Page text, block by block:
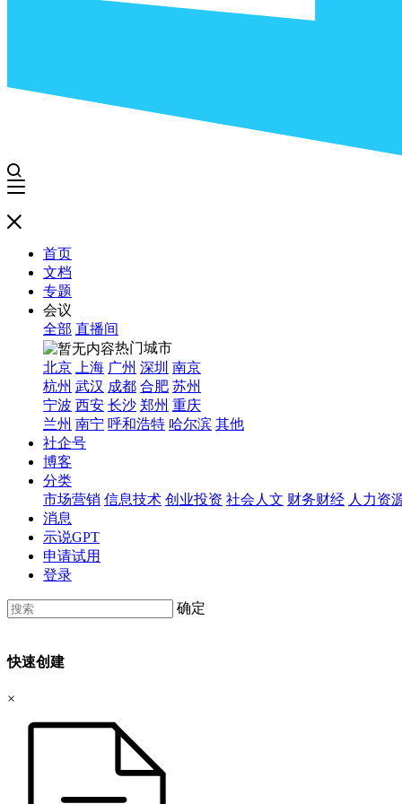
首页
文档
专题
会议
全部 直播间
热门城市
北京
上海 广州 深圳 南京
杭州 武汉 成都 合肥 苏州
宁波 西安 长沙 郑州 重庆
兰州 南宁 呼和浩特 哈尔滨 其他
社企号
博客
分类
市场营销 信息技术 创业投资 社会人文 财务财经 人力资
消息
示说GPT
申请试用
登录
确定
快速创建
×